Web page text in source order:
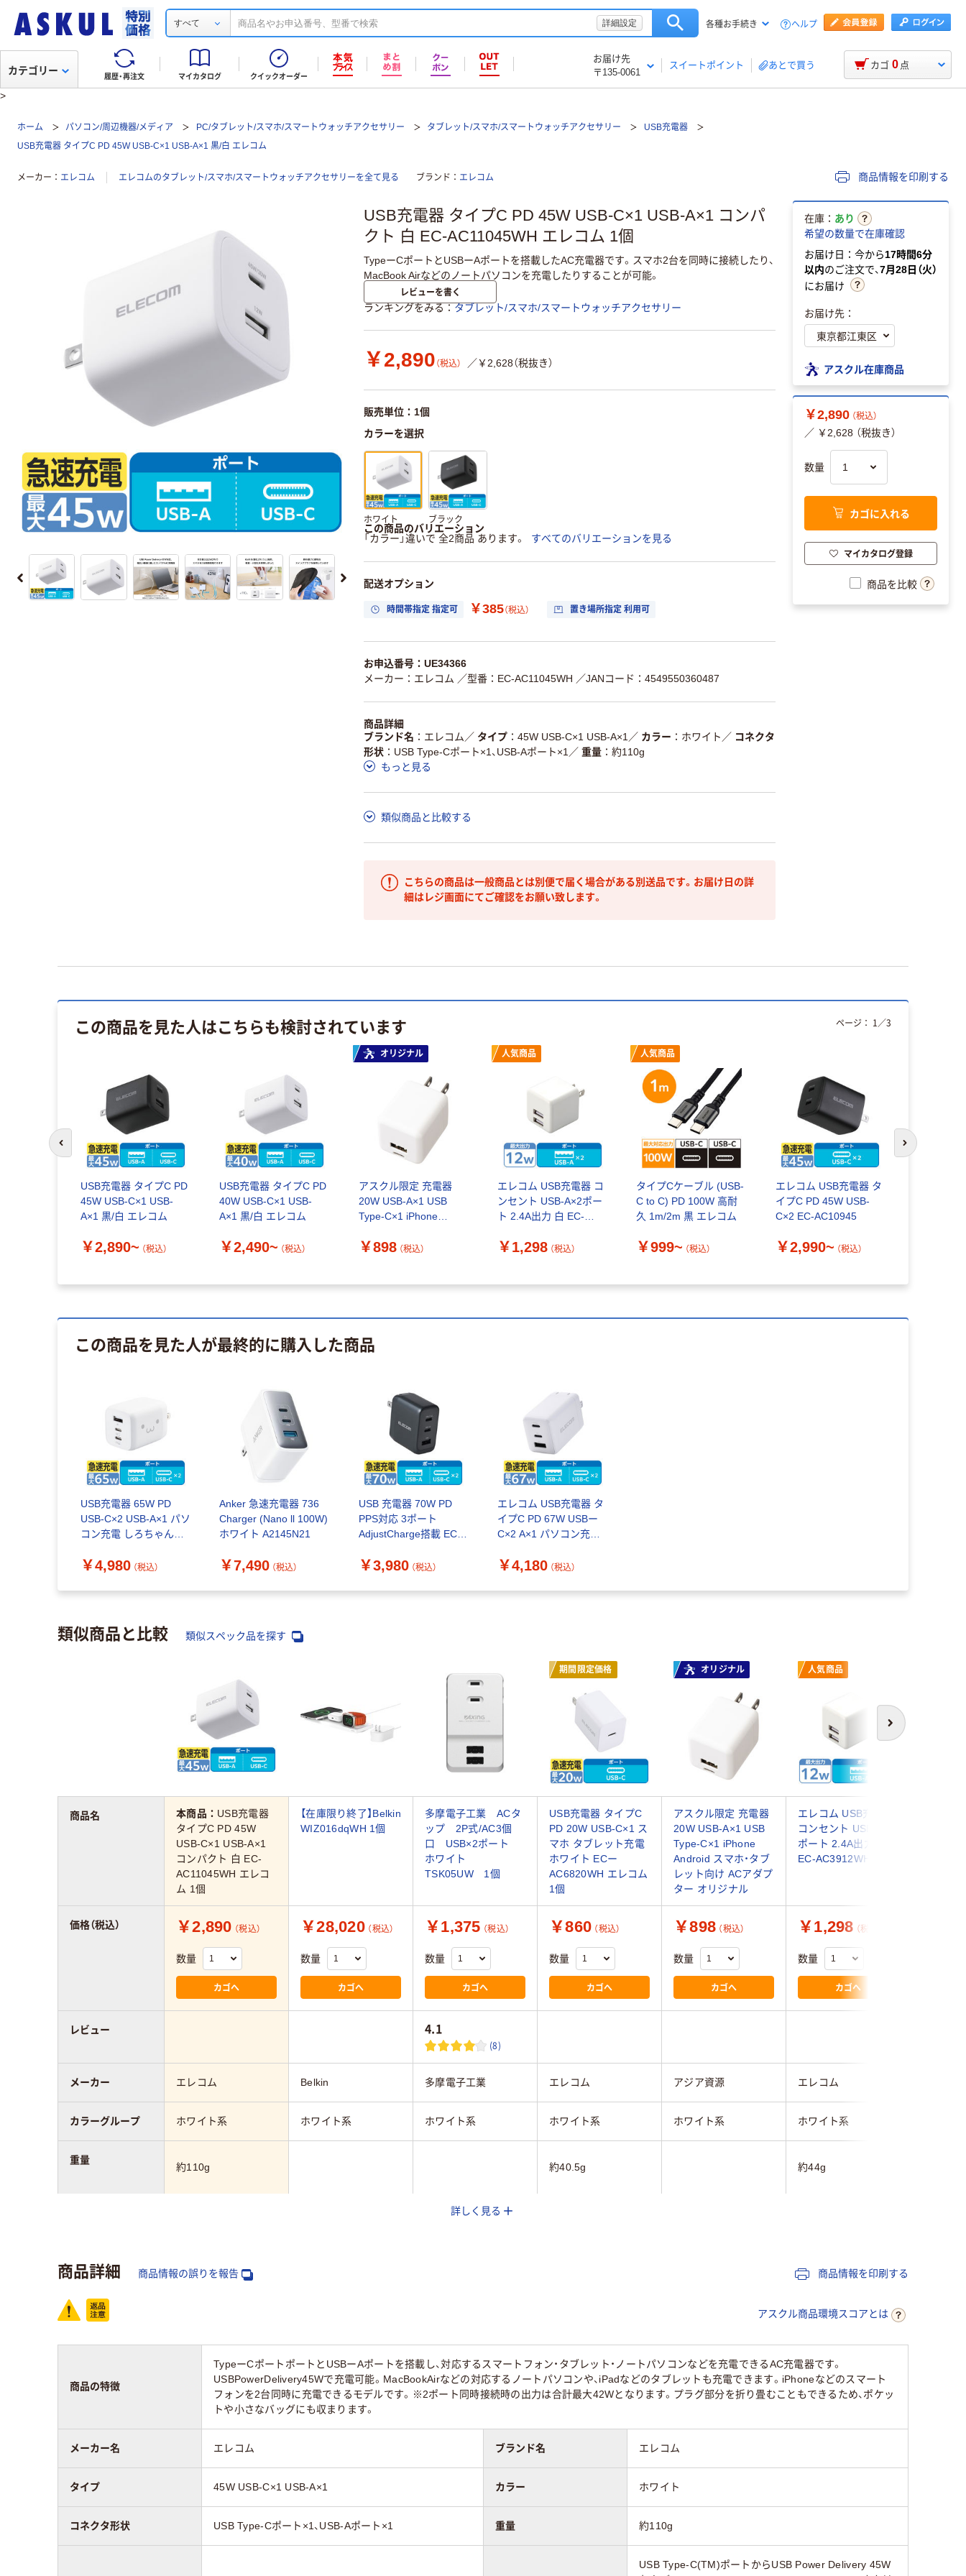
すべて 詳細設定 各種お手続き ヘルプ
履歴・再注文 マイカタログ クイックオーダー
お届け先
〒135-0061
スイートポイント あとで買う
カテゴリー カゴ 0 点
>
ホーム パソコン/周辺機器/メディア PC/タブレット/スマホ/スマートウォッチアクセサリー タブレット/スマホ/スマートウォッチアクセサリー
USB充電器
USB充電器 タイプC PD 45W USB-C×1 USB-A×1 黒/白 エレコム
メーカー エレコム エレコムのタブレット/スマホ/スマートウォッチアクセサリーを全て見る ブランド エレコム 商品情報を印刷する
USB充電器 タイプC PD 45W USB-C×1 USB-A×1 コンパ
クト 白 EC-AC11045WH エレコム 1個
TypeーCポートとUSBーAポートを搭載したAC充電器です。スマホ2台を同時に接続したり、
MacBook Airなどのノートパソコンを充電したりすることが可能。
レビューを書く
ランキングをみる タブレット/スマホ/スマートウォッチアクセサリー
￥2,890 （税込） ／￥2,628（税抜き）
販売単位：1個
カラーを選択
ホワイト ブラック
この商品のバリエーション
「カラー」違いで 全2商品 あります。
すべてのバリエーションを見る
配送オプション
時間帯指定 指定可 ￥385（税込） 置き場所指定 利用可
お申込番号：UE34366
メーカー：エレコム ／型番：EC-AC11045WH ／JANコード：4549550360487
商品詳細
ブランド名
エレコム ／ タイプ 45W USB-C×1 USB-A×1 ／ カラー ホワイト ／ コネクタ
形状
USB Type-Cポート×1、USB-Aポート×1 ／ 重量
約110g
もっと見る
類似商品と比較する
こちらの商品は一般商品とは別便で届く場合がある別送品です。お届け日の詳
細はレジ画面にてご確認をお願い致します。
在庫： あり
希望の数量で在庫確認
お届け日：今から17時間6分
以内のご注文で、7月28日（火）
にお届け
お届け先：
アスクル在庫商品
￥2,890 （税込）
／ ￥2,628 （税抜き）
数量
カゴに入れる
マイカタログ登録
商品を比較
この商品を見た人はこちらも検討されています
USB充電器 タイプC PD
45W USB-C×1 USB-
A×1 黒/白 エレコム
￥2,890~ （税込）
USB充電器 タイプC PD
40W USB-C×1 USB-
A×1 黒/白 エレコム
￥2,490~ （税込）
オリジナル
アスクル限定 充電器
20W USB-A×1 USB
Type-C×1 iPhone
ット向け ACアダプター
￥898 （税込）
人気商品
エレコム USB充電器 コ
ンセント USB-A×2ポー
ト 2.4A出力 白 EC-
￥1,298 （税込）
人気商品
タイプCケーブル (USB-
C to C) PD 100W 高耐
久 1m/2m 黒 エレコム
￥999~ （税込）
エレコム USB充電器 タ
イプC PD 45W USB-
C×2 EC-AC10945
￥2,990~ （税込）
ページ： 1 ／3
前のスライドへ 次のスライド
この商品を見た人が最終的に購入した商品
USB充電器 65W PD
USB-C×2 USB-A×1 パソ
コン充電 しろちゃん
ム 1個
￥4,980 （税込）
Anker 急速充電器 736
Charger (Nano ll 100W)
ホワイト A2145N21
￥7,490 （税込）
USB 充電器 70W PD
PPS対応 3ポート
AdjustCharge搭載 ECー
ム
￥3,980 （税込）
エレコム USB充電器 タ
イプC PD 67W USBー
C×2 A×1 パソコン充電
￥4,180 （税込）
類似商品と比較 類似スペック品を探す
次へ
期間限定価格 オリジナル 人気商品
本商品： USB充電器
タイプC PD 45W
USB-C×1 USB-A×1
コンパクト 白 EC-
AC11045WH エレコ
ム 1個
【在庫限り終了】Belkin
WIZ016dqWH 1個
多摩電子工業 ACタ
ップ 2P式/AC3個
口 USB×2ポート
ホワイト
TSK05UW 1個
USB充電器 タイプC
PD 20W USB-C×1 ス
マホ タブレット充電
ホワイト ECー
AC6820WH エレコム
1個
アスクル限定 充電器
20W USB-A×1 USB
Type-C×1 iPhone
Android スマホ・タブ
レット向け ACアダプ
ター オリジナル
エレコム USB充電器
コンセント USB-A×2
ポート 2.4A出力 白
EC-AC3912WH 1個
￥2,890 （税込）
数量
カゴへ
￥28,020 （税込）
数量
カゴへ
￥1,375 （税込）
数量
カゴへ
￥860 （税込）
数量
カゴへ
￥898 （税込）
数量
カゴへ
￥1,298 （税込）
数量
カゴへ
4.1
(8)
エレコム Belkin 多摩電子工業 エレコム アジア資源 エレコム
ホワイト系 ホワイト系 ホワイト系 ホワイト系 ホワイト系 ホワイト系
約110g 約40.5g 約44g
商品名
価格（税込）
レビュー
メーカー
カラーグループ
重量
スコア
詳しく見る
商品詳細 商品情報の誤りを報告 商品情報を印刷する
アスクル商品環境スコアとは
商品の特徴
TypeーCポートポートとUSBーAポートを搭載し、対応するスマートフォン・タブレット・ノートパソコンなどを充電できるAC充電器です。
USBPowerDelivery45Wで充電可能。MacBookAirなどの対応するノートパソコンや、iPadなどのタブレットも充電できます。iPhoneなどのスマート
フォンを2台同時に充電できるモデルです。※2ポート同時接続時の出力は合計最大42Wとなります。プラグ部分を折り畳むこともできるため、ポケッ
トや小さなバッグにも収まります。
メーカー名 エレコム ブランド名 エレコム
タイプ 45W USB-C×1 USB-A×1 カラー ホワイト
コネクタ形状 USB Type-Cポート×1、USB-Aポート×1 重量 約110g
USB Type-C(TM)ポートからUSB Power Delivery 45W